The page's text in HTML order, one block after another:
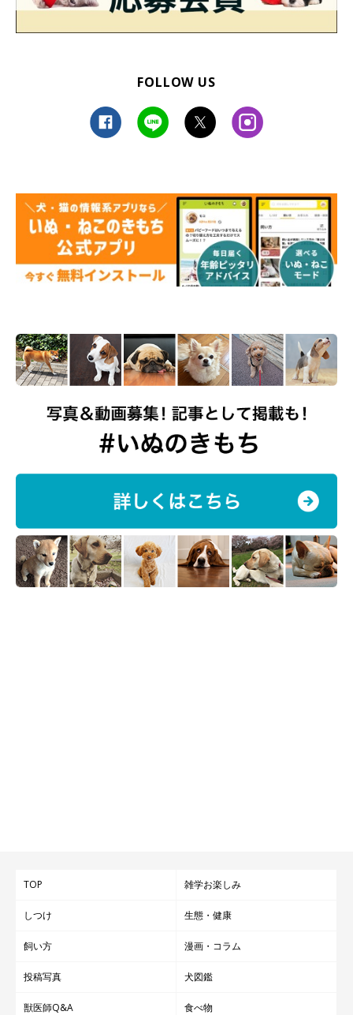
コロナ禍以降、愛犬との散歩で「飼い主の心
身」に影響があった？
いぬのきもちWEB MAGAZINE コロナ禍以降における愛犬と飼い主さんの関係に関するア
ンケートvol.01 250件の回答
FOLLOW US
TOP 雑学お楽しみ
しつけ 生態・健康
飼い方 漫画・コラム
投稿写真 犬図鑑
獣医師Q&A 食べ物